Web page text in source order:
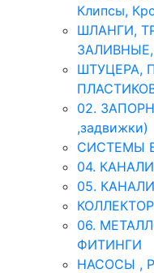
Клипсы,
ШЛАНГИ,
ШТУЦЕРА,
02.
,задвижки)
СИСТЕМЫ
04.
05.
06.
ФИТИНГИ
НАСОСЫ ,